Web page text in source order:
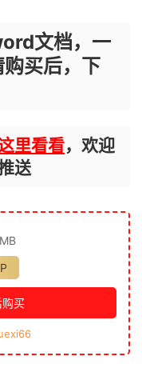
文档，一
买后，下
里看看，欢迎
送
购买